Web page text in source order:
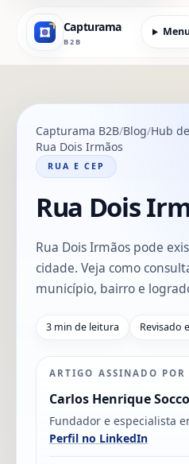
Capturama
B2B
Capturama B2B Blog Hub
Rua Dois Irmãos
RUA E CEP
Rua Dois
Rua Dois Irmãos pode
cidade. Veja como
município, bairro e
3 min de leitura Revisado
ARTIGO ASSINADO POR
Carlos Henrique
Fundador e especialista
Perfil no LinkedIn